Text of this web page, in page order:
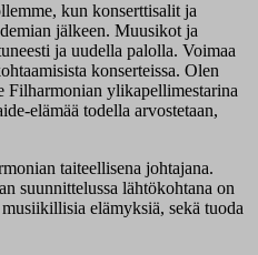
kun konserttisalit ja
jälkeen. Muusikot ja
ja uudella palolla. Voimaa
konserteissa. Olen
Filharmonian ylikapellimestarina
elämää todella arvostetaan,
taiteellisena johtajana.
suunnittelussa lähtökohtana on
elämyksiä, sekä tuoda